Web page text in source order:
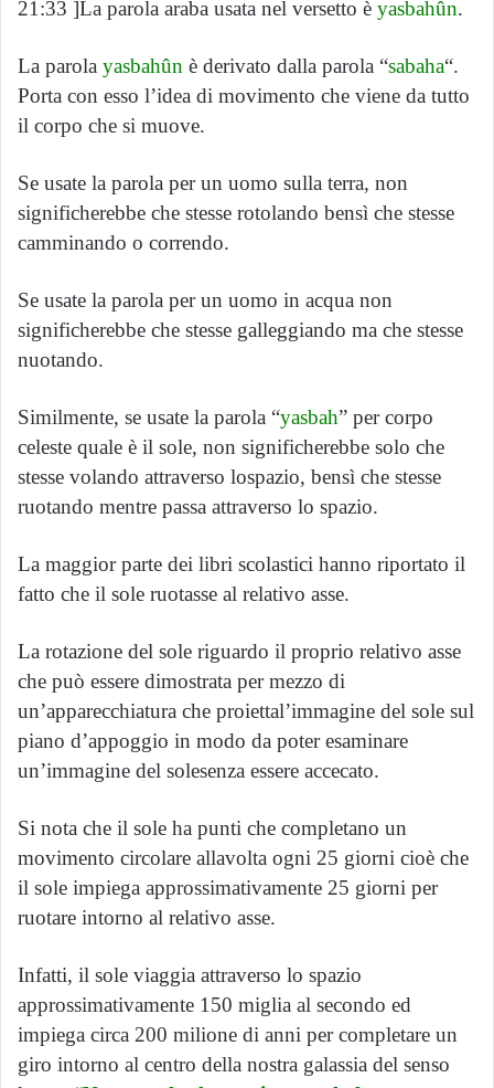
21:33 ]La parola araba usata nel versetto è yasbahûn.
La parola yasbahûn è derivato dalla parola “sabaha“.
Porta con esso l’idea di movimento che viene da tutto
il corpo che si muove.
Se usate la parola per un uomo sulla terra, non
significherebbe che stesse rotolando bensì che stesse
camminando o correndo.
Se usate la parola per un uomo in acqua non
significherebbe che stesse galleggiando ma che stesse
nuotando.
Similmente, se usate la parola “yasbah” per corpo
celeste quale è il sole, non significherebbe solo che
stesse volando attraverso lospazio, bensì che stesse
ruotando mentre passa attraverso lo spazio.
La maggior parte dei libri scolastici hanno riportato il
fatto che il sole ruotasse al relativo asse.
La rotazione del sole riguardo il proprio relativo asse
che può essere dimostrata per mezzo di
un’apparecchiatura che proiettal’immagine del sole sul
piano d’appoggio in modo da poter esaminare
un’immagine del solesenza essere accecato.
Si nota che il sole ha punti che completano un
movimento circolare allavolta ogni 25 giorni cioè che
il sole impiega approssimativamente 25 giorni per
ruotare intorno al relativo asse.
Infatti, il sole viaggia attraverso lo spazio
approssimativamente 150 miglia al secondo ed
impiega circa 200 milione di anni per completare un
giro intorno al centro della nostra galassia del senso